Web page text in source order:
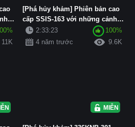
11K
[Phá hủy khảm] Phiên bản cao
cấp SSIS-163 với những cảnh
quay chưa được công bố! T...
2:33:23
100%
4 năm trước
9.6K
PHÍ MIỄN PHÍ